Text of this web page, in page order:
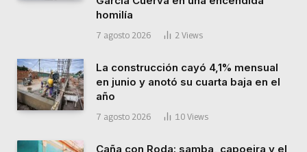
homilía
7 agosto 2026 2 Views
La construcción cayó 4,1% mensual
en junio y anotó su cuarta baja en el
año
7 agosto 2026 10 Views
Caña con Roda: samba, capoeira y el